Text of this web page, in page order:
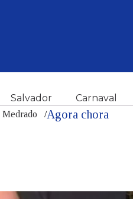
Salvador Carnaval
Medrado /Agora chora